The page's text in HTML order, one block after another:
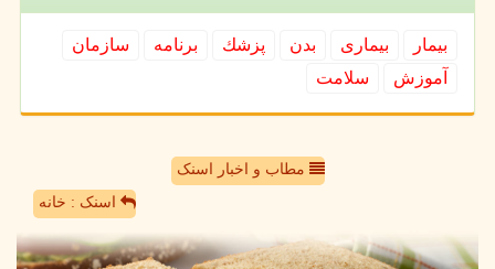
بیمار بیماری بدن پزشك برنامه
سازمان
آموزش
سلامت
مطاب و اخبار اسنک
اسنک : خانه